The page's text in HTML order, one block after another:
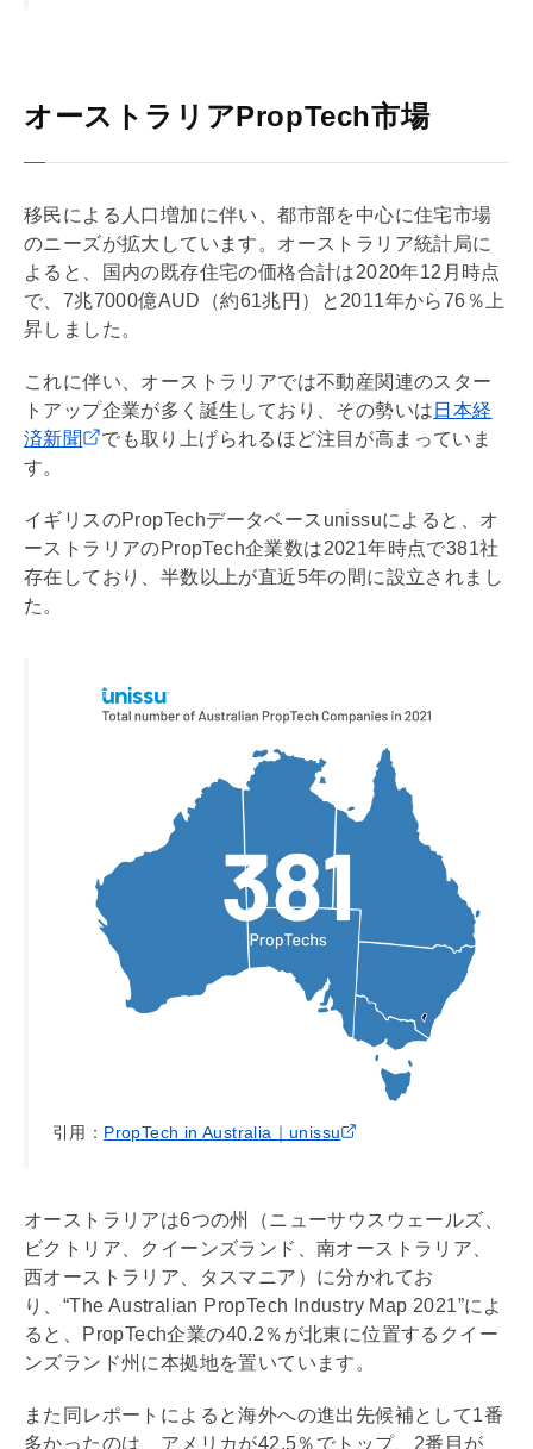
​​オーストラリアPropTech市場
移民による人口増加に伴い、都市部を中心に住宅市場
のニーズが拡大しています。オーストラリア統計局に
よると、国内の既存住宅の価格合計は2020年12月時点
で、7兆7000億AUD（約61兆円）と2011年から76％上
昇しました。
これに伴い、オーストラリアでは不動産関連のスター
トアップ企業が多く誕生しており、その勢いは 日本経
済新聞
でも取り上げられるほど注目が高まっていま
す。
イギリスのPropTechデータベースunissuによると、オ
ーストラリアのPropTech企業数は2021年時点で381社
存在しており、半数以上が直近5年の間に設立されまし
た。
引用： PropTech in Australia｜unissu
オーストラリアは6つの州（ニューサウスウェールズ、
ビクトリア、クイーンズランド、南オーストラリア、
西オーストラリア、タスマニア）に分かれてお
り、“The Australian PropTech Industry Map 2021”によ
ると、PropTech企業の40.2％が北東に位置するクイー
ンズランド州に本拠地を置いています。
また同レポートによると海外への進出先候補として1番
多かったのは、アメリカが42.5％でトップ、2番目が